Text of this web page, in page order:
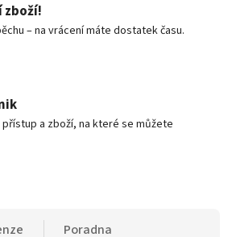
zboží!
– na vrácení máte dostatek času.
a zboží, na které se můžete
Poradna